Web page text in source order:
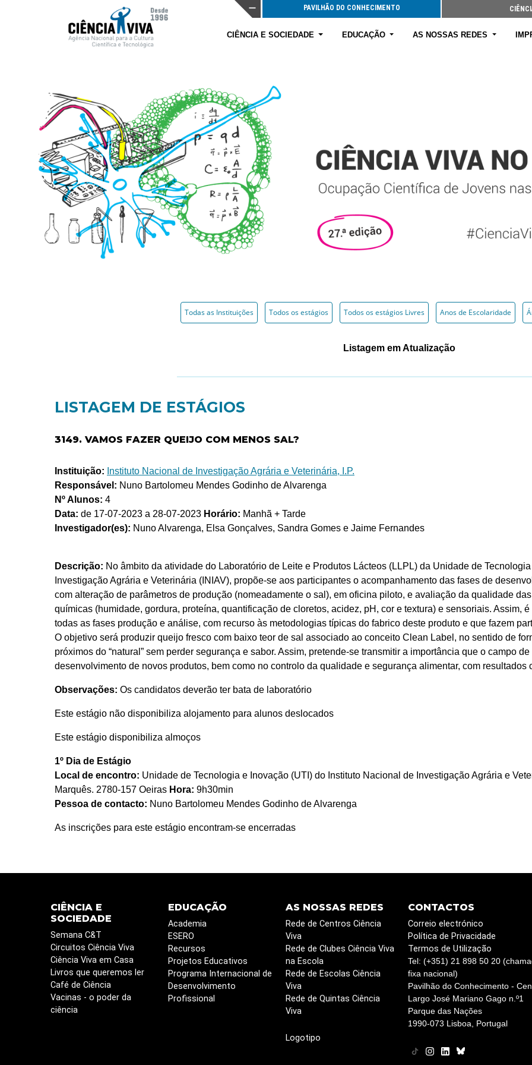
PAVILHÃO DO CONHECIMENTO
CIÊNCIA E SOCIEDADE EDUCAÇÃO AS NOSSAS REDES
Todas as Instituições Todos os estágios Todos os estágios Livres Anos de Escolaridade
Listagem em Atualização
LISTAGEM DE ESTÁGIOS
3149. VAMOS FAZER QUEIJO COM MENOS SAL?
Instituição: Instituto Nacional de Investigação Agrária e Veterinária, I.P.
Responsável: Nuno Bartolomeu Mendes Godinho de Alvarenga
Nº Alunos: 4
Data: de 17-07-2023 a 28-07-2023 Horário: Manhã + Tarde
Investigador(es): Nuno Alvarenga, Elsa Gonçalves, Sandra Gomes e Jaime Fernandes
Descrição: No âmbito da atividade do Laboratório de Leite e Produtos Lácteos (LLPL) da Unidade de
Investigação Agrária e Veterinária (INIAV), propõe-se aos participantes o acompanhamento das fases de
com alteração de parâmetros de produção (nomeadamente o sal), em oficina piloto, e avaliação da qualidade
químicas (humidade, gordura, proteína, quantificação de cloretos, acidez, pH, cor e textura) e sensoriais. Assim,
todas as fases produção e análise, com recurso às metodologias típicas do fabrico deste produto e que fazem
O objetivo será produzir queijo fresco com baixo teor de sal associado ao conceito Clean Label, no sentido de
próximos do “natural” sem perder segurança e sabor. Assim, pretende-se transmitir a importância que o campo
desenvolvimento de novos produtos, bem como no controlo da qualidade e segurança alimentar, com
Observações: Os candidatos deverão ter bata de laboratório
Este estágio não disponibiliza alojamento para alunos deslocados
Este estágio disponibiliza almoços
1º Dia de Estágio
Local de encontro: Unidade de Tecnologia e Inovação (UTI) do Instituto Nacional de Investigação Agrária e
Marquês. 2780-157 Oeiras Hora: 9h30min
Pessoa de contacto: Nuno Bartolomeu Mendes Godinho de Alvarenga
As inscrições para este estágio encontram-se encerradas
CIÊNCIA E
SOCIEDADE
Semana C&T
Circuitos Ciência Viva
Ciência Viva em Casa
Livros que queremos ler
Café de Ciência
Vacinas - o poder da
ciência
EDUCAÇÃO
Academia
ESERO
Recursos
Projetos Educativos
Programa Internacional de
Desenvolvimento
Profissional
AS NOSSAS REDES
Rede de Centros Ciência
Viva
Rede de Clubes Ciência Viva
na Escola
Rede de Escolas Ciência
Viva
Rede de Quintas Ciência
Viva
Logotipo
CONTACTOS
Correio electrónico
Política de Privacidade
Termos de Utilização
Tel: (+351) 21 898 50 20
fixa nacional)
Pavilhão do Conhecimento -
Largo José Mariano Gago n.º1
Parque das Nações
1990-073 Lisboa, Portugal